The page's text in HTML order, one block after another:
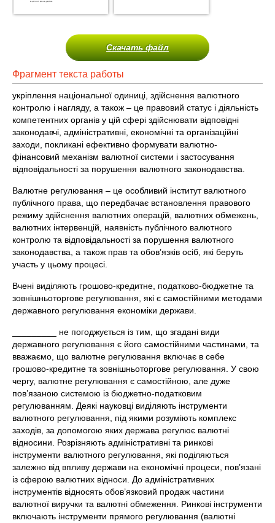
Скачать файл
Фрагмент текста работы
укріплення національної одиниці, здійснення валютного
контролю і нагляду, а також – це правовий статус і діяльність
компетентних органів у цій сфері здійснювати відповідні
законодавчі, адміністративні, економічні та організаційні
заходи, покликані ефективно формувати валютно-
фінансовий механізм валютної системи і застосування
відповідальності за порушення валютного законодавства.
Валютне регулювання – це особливий інститут валютного
публічного права, що передбачає встановлення правового
режиму здійснення валютних операцій, валютних обмежень,
валютних інтервенцій, наявність публічного валютного
контролю та відповідальності за порушення валютного
законодавства, а також прав та обов’язків осіб, які беруть
участь у цьому процесі.
Вчені виділяють грошово-кредитне, податково-бюджетне та
зовнішньоторгове регулювання, які є самостійними методами
державного регулювання економіки держави.
_________ не погоджується із тим, що згадані види
державного регулювання є його самостійними частинами, та
вважаємо, що валютне регулювання включає в себе
грошово-кредитне та зовнішньоторгове регулювання. У свою
чергу, валютне регулювання є самостійною, але дуже
пов’язаною системою із бюджетно-податковим
регулюванням. Деякі науковці виділяють інструменти
валютного регулювання, під якими розуміють комплекс
заходів, за допомогою яких держава регулює валютні
відносини. Розрізняють адміністративні та ринкові
інструменти валютного регулювання, які поділяються
залежно від впливу держави на економічні процеси, пов’язані
із сферою валютних відноси. До адміністративних
інструментів відносять обов’язковий продаж частини
валютної виручки та валютні обмеження. Ринкові інструменти
включають інструменти прямого регулювання (валютні